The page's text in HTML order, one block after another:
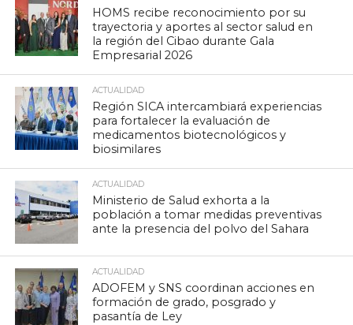
HOMS recibe reconocimiento por su
trayectoria y aportes al sector salud en
la región del Cibao durante Gala
Empresarial 2026
ACTUALIDAD
Región SICA intercambiará experiencias
para fortalecer la evaluación de
medicamentos biotecnológicos y
biosimilares
ACTUALIDAD
Ministerio de Salud exhorta a la
población a tomar medidas preventivas
ante la presencia del polvo del Sahara
ACTUALIDAD
ADOFEM y SNS coordinan acciones en
formación de grado, posgrado y
pasantía de Ley